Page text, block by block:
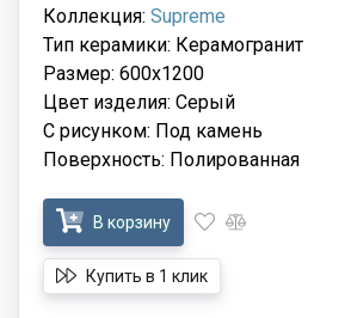
Коллекция: Supreme
Тип керамики: Керамогранит
Размер: 600x1200
Цвет изделия: Серый
С рисунком: Под камень
Поверхность: Полированная
В корзину
Купить в 1 клик